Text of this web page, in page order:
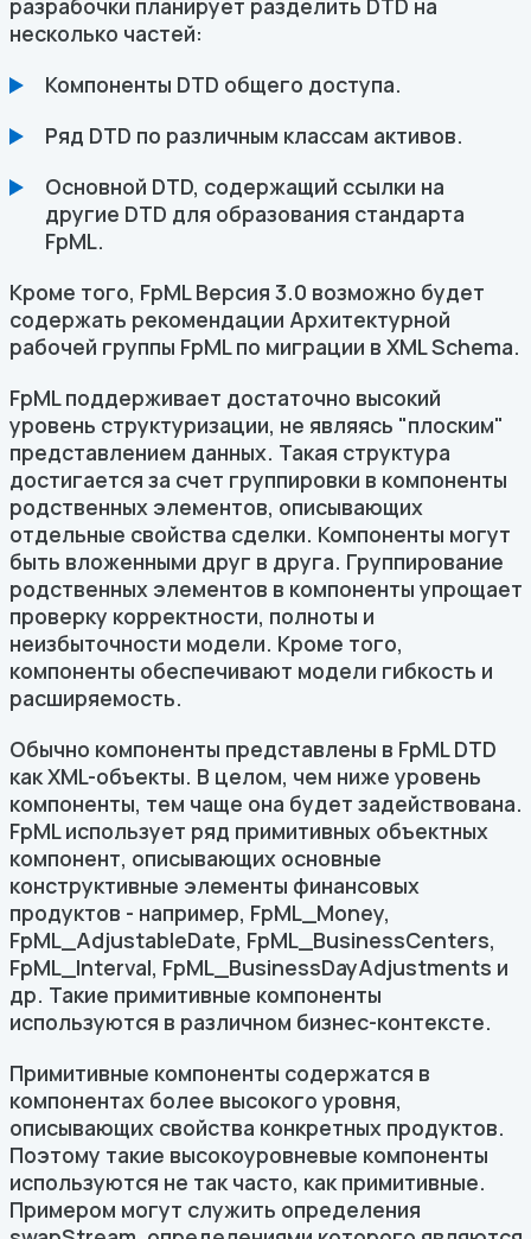
разрабочки планирует разделить DTD на
несколько частей:
Компоненты DTD общего доступа.
Ряд DTD по различным классам активов.
Основной DTD, содержащий ссылки на
другие DTD для образования стандарта
FpML.
Кроме того, FpML Версия 3.0 возможно будет
содержать рекомендации Архитектурной
рабочей группы FpML по миграции в XML Schema.
FpML поддерживает достаточно высокий
уровень структуризации, не являясь "плоским"
представлением данных. Такая структура
достигается за счет группировки в компоненты
родственных элементов, описывающих
отдельные свойства сделки. Компоненты могут
быть вложенными друг в друга. Группирование
родственных элементов в компоненты упрощает
проверку корректности, полноты и
неизбыточности модели. Кроме того,
компоненты обеспечивают модели гибкость и
расширяемость.
Обычно компоненты представлены в FpML DTD
как XML-объекты. В целом, чем ниже уровень
компоненты, тем чаще она будет задействована.
FpML использует ряд примитивных объектных
компонент, описывающих основные
конструктивные элементы финансовых
продуктов - например, FpML_Money,
FpML_AdjustableDate, FpML_BusinessCenters,
FpML_Interval, FpML_BusinessDayAdjustments и
др. Такие примитивные компоненты
используются в различном бизнес-контексте.
Примитивные компоненты содержатся в
компонентах более высокого уровня,
описывающих свойства конкретных продуктов.
Поэтому такие высокоуровневые компоненты
используются не так часто, как примитивные.
Примером могут служить определения